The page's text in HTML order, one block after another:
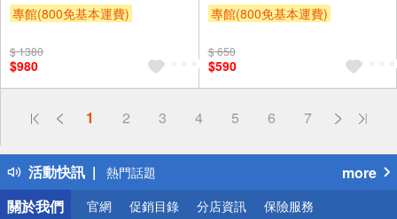
專館(800免基本運費)
$ 1380
$980
專館(800免基本運費)
$ 650
$590
1 2 3 4 5 6 7
活動快訊
偏遠地區配送
得獎公告
熱門話題
銀行優惠
偏遠地區配送
more
關於我們
官網 促銷目錄 分店資訊 保險服務